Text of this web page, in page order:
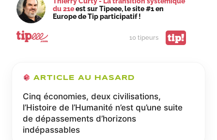
du 21eest sur Tipeee, le site #1 en
Europe de Tip participatif !
10 tipeurs tip!
ARTICLE AU HASARD
Cinq économies, deux civilisations,
l’Histoire de l’Humanité n’est qu’une suite
de dépassements d’horizons
indépassables